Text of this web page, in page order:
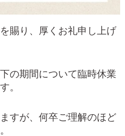
賜り、厚くお礼申し上げ
の期間について臨時休業
。
すが、何卒ご理解のほど